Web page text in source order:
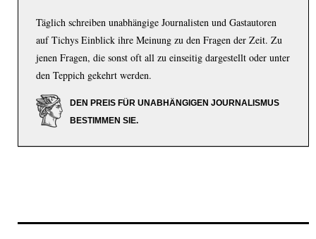
Täglich schreiben unabhängige Journalisten und Gastautoren
auf Tichys Einblick ihre Meinung zu den Fragen der Zeit. Zu
jenen Fragen, die sonst oft all zu einseitig dargestellt oder unter
den Teppich gekehrt werden.
DEN PREIS FÜR UNABHÄNGIGEN JOURNALISMUS
BESTIMMEN SIE.